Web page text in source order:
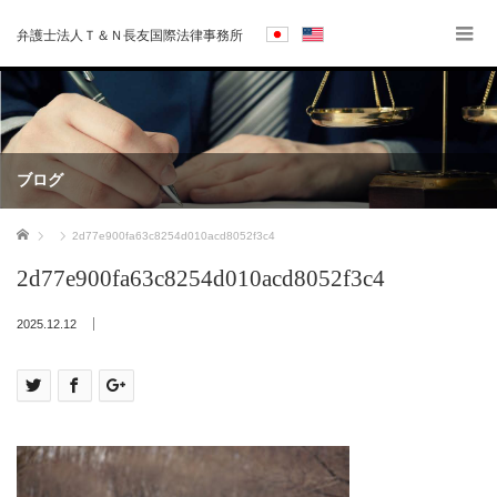
弁護士法人Ｔ＆Ｎ長友国際法律事務所
ブログ
ホーム 2d77e900fa63c8254d010acd8052f3c4
2d77e900fa63c8254d010acd8052f3c4
2025.12.12